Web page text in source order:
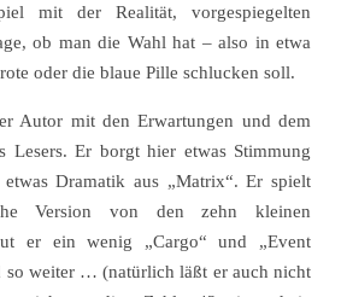
mit der Realität, vorgespiegelten
ob man die Wahl hat – also in etwa
oder die blaue Pille schlucken soll.
Autor mit den Erwartungen und dem
Lesers. Er borgt hier etwas Stimmung
Dramatik aus „Matrix“. Er spielt
Version von den zehn kleinen
er ein wenig „Cargo“ und „Event
so weiter … (natürlich läßt er auch nicht